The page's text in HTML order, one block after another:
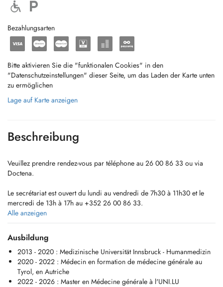
Bezahlungsarten
Bitte aktivieren Sie die "funktionalen Cookies" in den
"Datenschutzeinstellungen" dieser Seite, um das Laden der Karte unten
zu ermöglichen
Lage auf Karte anzeigen
Beschreibung
Veuillez prendre rendez-vous par téléphone au 26 00 86 33 ou via
Doctena.
Le secrétariat est ouvert du lundi au vendredi de 7h30 à 11h30 et le
mercredi de 13h à 17h au +352 26 00 86 33.
Toutes les disponibilités ne sont pas en ligne. Chaque jour, des
créneaux sont réservés aux patients habituels en cas d'urgence.
Veuillez contacter le secrétariat pour vérifier les disponibilités.
Prise en charge des ENFANTS MALADES à partir de 2 ans. Suivi à
partir de 8 ans.
Alle anzeigen
Ausbildung
2013 - 2020 : Medizinische Universität Innsbruck - Humanmedizin
2020 - 2022 : Médecin en formation de médecine générale au
Tyrol, en Autriche
2022 - 2026 : Master en Médecine générale à l'UNI.LU